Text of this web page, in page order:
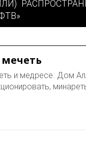
и медресе. Дом